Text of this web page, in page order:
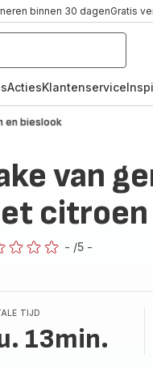
binnen 30 dagenGratis
ActiesKlantenservice
en bieslook
van
- /5 -
TIJD
13min.